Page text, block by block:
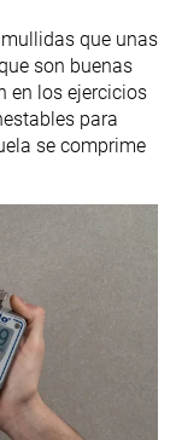
que unas
son buenas
en los ejercicios
para
se comprime